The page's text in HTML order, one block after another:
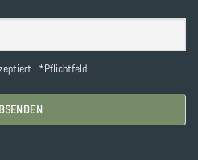
| *Pflichtfeld